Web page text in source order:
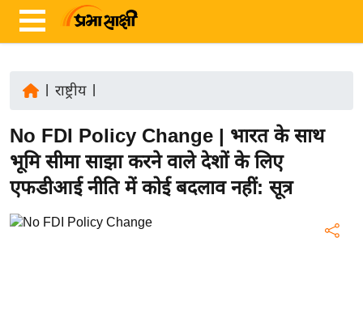
ज़ा
ख
ब
र
रा
राष्ट्रीय|
No FDI Policy Change | भारत के साथ
भूमि सीमा साझा करने वाले देशों के लिए
एफडीआई नीति में कोई बदलाव नहीं: सूत्र